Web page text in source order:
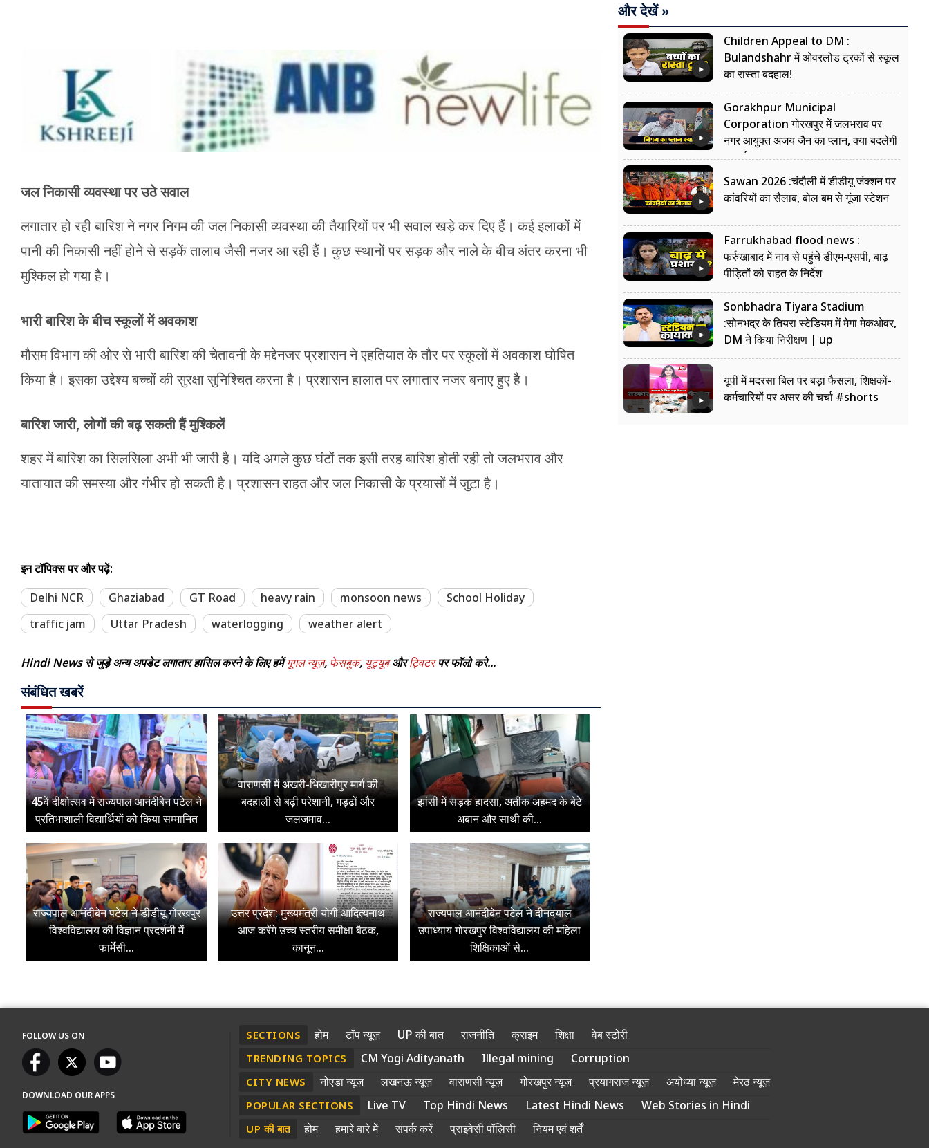
जल निकासी व्यवस्था पर उठे सवाल
लगातार हो रही बारिश ने नगर निगम की जल निकासी व्यवस्था की तैयारियों पर भी सवाल खड़े कर दिए हैं। कई इलाकों में
पानी की निकासी नहीं होने से सड़कें तालाब जैसी नजर आ रही हैं। कुछ स्थानों पर सड़क और नाले के बीच अंतर करना भी
मुश्किल हो गया है।
भारी बारिश के बीच स्कूलों में अवकाश
मौसम विभाग की ओर से भारी बारिश की चेतावनी के मद्देनजर प्रशासन ने एहतियात के तौर पर स्कूलों में अवकाश घोषित
किया है। इसका उद्देश्य बच्चों की सुरक्षा सुनिश्चित करना है। प्रशासन हालात पर लगातार नजर बनाए हुए है।
बारिश जारी, लोगों की बढ़ सकती हैं मुश्किलें
शहर में बारिश का सिलसिला अभी भी जारी है। यदि अगले कुछ घंटों तक इसी तरह बारिश होती रही तो जलभराव और
यातायात की समस्या और गंभीर हो सकती है। प्रशासन राहत और जल निकासी के प्रयासों में जुटा है।
इन टॉपिक्स पर और पढ़ें:
Delhi NCR
Ghaziabad GT Road heavy rain monsoon news
School Holiday
traffic jam
Uttar Pradesh waterlogging weather alert
Hindi News से जुड़े अन्य अपडेट लगातार हासिल करने के लिए हमेंगूगल न्यूज़, फेसबुक, यूट्यूबऔरट्विटरपर फॉलो करे...
संबंधित खबरें
45वें दीक्षोत्सव में राज्यपाल आनंदीबेन पटेल ने
प्रतिभाशाली विद्यार्थियों को किया सम्मानित
वाराणसी में अखरी-भिखारीपुर मार्ग की
बदहाली से बढ़ी परेशानी, गड्ढों और
जलजमाव...
झांसी में सड़क हादसा, अतीक अहमद के बेटे
अबान और साथी की...
राज्यपाल आनंदीबेन पटेल ने डीडीयू गोरखपुर
विश्वविद्यालय की विज्ञान प्रदर्शनी में
फार्मेसी...
उत्तर प्रदेश: मुख्यमंत्री योगी आदित्यनाथ
आज करेंगे उच्च स्तरीय समीक्षा बैठक,
कानून...
राज्यपाल आनंदीबेन पटेल ने दीनदयाल
उपाध्याय गोरखपुर विश्वविद्यालय की महिला
शिक्षिकाओं से...
और देखें »
Children Appeal to DM :
Bulandshahr में ओवरलोड ट्रकों से स्कूल
का रास्ता बदहाल!
Gorakhpur Municipal
Corporation गोरखपुर में जलभराव पर
नगर आयुक्त अजय जैन का प्लान, क्या बदलेगी
सफाई?
Sawan 2026 :चंदौली में डीडीयू जंक्शन पर
कांवरियों का सैलाब, बोल बम से गूंजा स्टेशन
Farrukhabad flood news :
फर्रुखाबाद में नाव से पहुंचे डीएम-एसपी, बाढ़
पीड़ितों को राहत के निर्देश
Sonbhadra Tiyara Stadium
:सोनभद्र के तियरा स्टेडियम में मेगा मेकओवर,
DM ने किया निरीक्षण | up
यूपी में मदरसा बिल पर बड़ा फैसला, शिक्षकों-
कर्मचारियों पर असर की चर्चा #shorts
FOLLOW US ON
DOWNLOAD OUR APPS
SECTIONS होम टॉप न्यूज़ UP की बात राजनीति क्राइम शिक्षा वेब स्टोरी
TRENDING TOPICS CM Yogi Adityanath Illegal mining Corruption
CITY NEWS नोएडा न्यूज़ लखनऊ न्यूज़ वाराणसी न्यूज़ गोरखपुर न्यूज़ प्रयागराज न्यूज़ अयोध्या न्यूज़ मेरठ न्यूज़
POPULAR SECTIONS Live TV Top Hindi News Latest Hindi News Web Stories in Hindi
UP की बात होम हमारे बारे में संपर्क करें प्राइवेसी पॉलिसी नियम एवं शर्तें